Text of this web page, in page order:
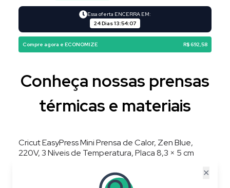
✕
Essa oferta ENCERRA EM:
24 Dias13:54:06
Compre agora e ECONOMIZE R$ 692,58
Conheça nossas prensas
térmicas e materiais
Cricut EasyPress Mini Prensa de Calor, Zen Blue,
220V, 3 Níveis de Temperatura, Placa 8,3 × 5 cm